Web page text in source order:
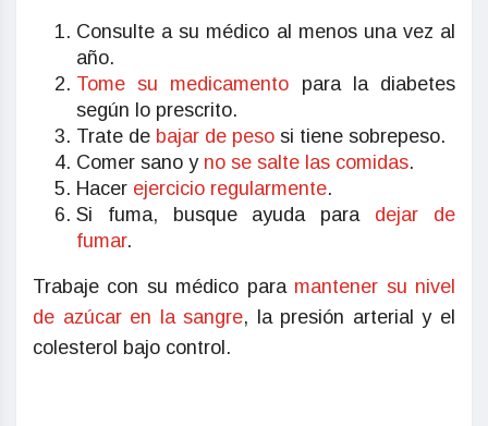
Consulte a su médico al menos una vez al
año.
Tome su medicamento para la diabetes
según lo prescrito.
Trate de bajar de peso si tiene sobrepeso.
Comer sano y no se salte las comidas.
Hacer ejercicio regularmente.
Si fuma, busque ayuda paradejar de
fumar.
Trabaje con su médico para mantener su nivel
de azúcar en la sangre, la presión arterial y el
colesterol bajo control.